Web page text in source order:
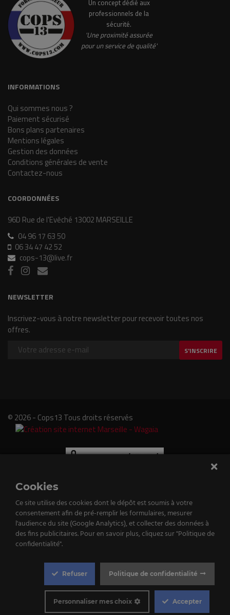
Un concept dédié aux
professionnels de la
sécurité.
'Une proximité assurée
pour un service de qualité'
INFORMATIONS
Qui sommes nous ?
Paiement sécurisé
Bons plans partenaires
Mentions légales
Gestion des données
Conditions générales de vente
Contactez-nous
COORDONNÉES
96D Rue de l'Evêché 13002 MARSEILLE
04 96 17 63 50
06 34 47 42 52
cops-13@live.fr
NEWSLETTER
Inscrivez-vous à notre newsletter pour recevoir toutes nos
offres.
S'INSCRIRE
© 2026 - Cops13 Tous droits réservés
Cookies
Ce site utilise des cookies dont le dépôt est soumis à votre
consentement afin de pré-remplir les formulaires, mesurer
l'audience du site (Google Analytics), et collecter des données à
des fins publicitaires. Pour en savoir plus, cliquez sur "Politique de
confidentialité".
Politique de confidentialité
Refuser
Accepter
Personnaliser mes choix